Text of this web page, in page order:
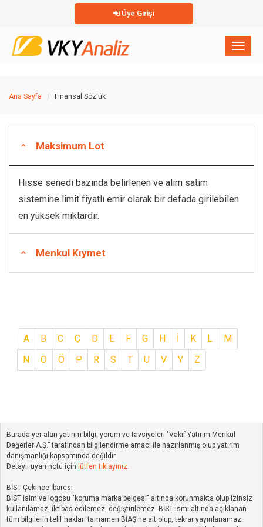
Üye Girişi
×
Ana Sayfa Finansal Sözlük
Maksimum Lot
Hisse senedi bazında belirlenen ve alım satım
sistemine limit fiyatlı emir olarak bir defada girilebilen
en yüksek miktardır.
Menkul Kıymet
A B C Ç D E F G H İ K L
M
N
O Ö P R S T U V Y Z
Burada yer alan yatırım bilgi, yorum ve tavsiyeleri "Vakıf Yatırım Menkul
Değerler A.Ş.” tarafından bilgilendirme amacı ile hazırlanmış olup yatırım
danışmanlığı kapsamında değildir.
Detaylı uyarı notu için lütfen tıklayınız.
BİST Çekince İbaresi
BİST isim ve logosu "koruma marka belgesi" altında korunmakta olup izinsiz
kullanılamaz, iktibas edilemez, değiştirilemez. BİST ismi altında açıklanan
tüm bilgilerin telif hakları tamamen BİAŞ'ne ait olup, tekrar yayınlanamaz.